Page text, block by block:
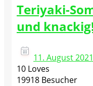
Teriyaki-
und
11. August 2021
10 Loves
19918 Besucher